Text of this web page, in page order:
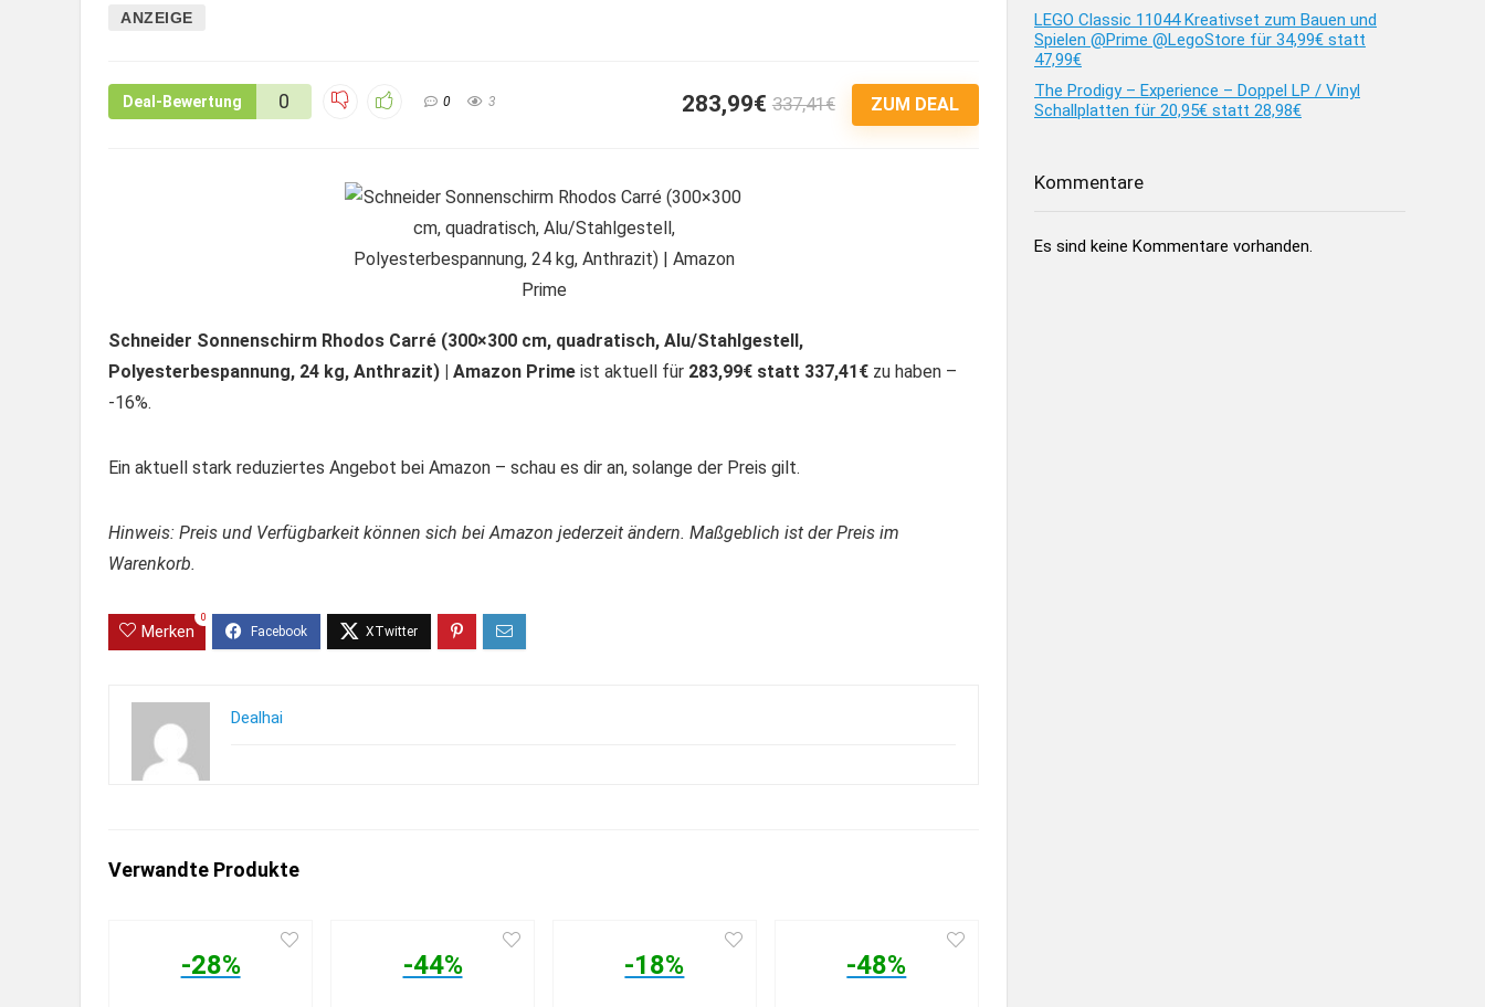
ANZEIGE
Deal-Bewertung 0 0 3 283,99€ 337,41€ ZUM DEAL
Schneider Sonnenschirm Rhodos Carré (300×300 cm, quadratisch, Alu/Stahlgestell,
Polyesterbespannung, 24 kg, Anthrazit) | Amazon Prime ist aktuell für 283,99€ statt 337,41€ zu haben –
-16%.
Ein aktuell stark reduziertes Angebot bei Amazon – schau es dir an, solange der Preis gilt.
Hinweis: Preis und Verfügbarkeit können sich bei Amazon jederzeit ändern. Maßgeblich ist der Preis im
Warenkorb.
Merken
0
Dealhai
Verwandte Produkte
-28% -44% -18% -48%
LEGO Classic 11044 Kreativset zum Bauen und
Spielen @Prime @LegoStore für 34,99€ statt
47,99€
The Prodigy – Experience – Doppel LP / Vinyl
Schallplatten für 20,95€ statt 28,98€
Kommentare
Es sind keine Kommentare vorhanden.